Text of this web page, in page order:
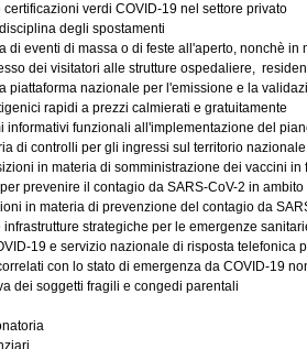
certificazioni verdi COVID-19 nel settore privato
degli spostamenti
di eventi di massa o di feste all'aperto, nonchè
dei visitatori alle strutture ospedaliere,
piattaforma nazionale per l'emissione e la
rapidi a prezzi calmierati e gratuitamente
informativi funzionali all'implementazione del
di controlli per gli ingressi sul territorio nazionale
in materia di somministrazione dei vaccini in
prevenire il contagio da SARS-CoV-2 in
in materia di prevenzione del contagio da
strategiche per le emergenze
19 e servizio nazionale di risposta telefonica
con lo stato di emergenza da COVID-19
dei soggetti fragili e congedi parentali